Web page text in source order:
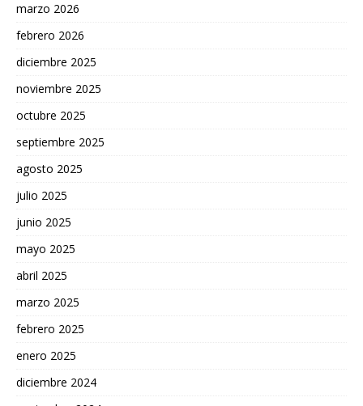
marzo 2026
febrero 2026
diciembre 2025
noviembre 2025
octubre 2025
septiembre 2025
agosto 2025
julio 2025
junio 2025
mayo 2025
abril 2025
marzo 2025
febrero 2025
enero 2025
diciembre 2024